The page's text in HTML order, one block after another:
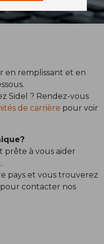
en remplissant et en
Sidel ? Rendez-vous
de carrière pour voir
prête à vous aider
pays et vous trouverez
contacter nos